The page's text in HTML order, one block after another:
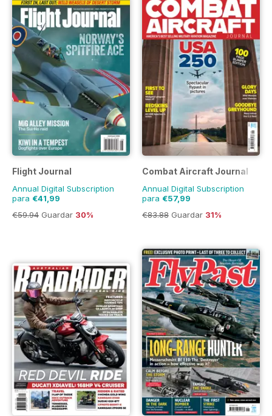
Flight Journal
Annual Digital Subscription
para €41,99
€59.94 Guardar 30%
Combat Aircraft Journal
Annual Digital Subscription
para €57,99
€83.88 Guardar 31%